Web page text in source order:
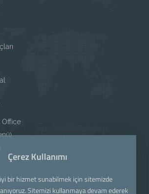
Office
Çerez Kullanımı
bir hizmet sunabilmek için sitemizde
Sitemizi kullanmaya devam ederek